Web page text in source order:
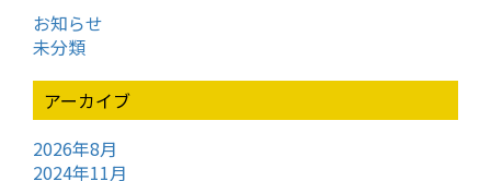
お知らせ
未分類
アーカイブ
2026年8月
2024年11月